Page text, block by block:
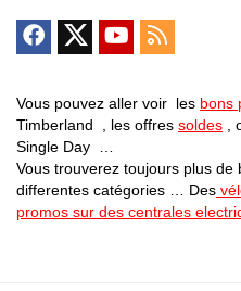
Vous pouvez aller voir les bons
Timberland , les offres soldes ,
Single Day …
Vous trouverez toujours plus de
differentes catégories … Des
promos sur des centrales